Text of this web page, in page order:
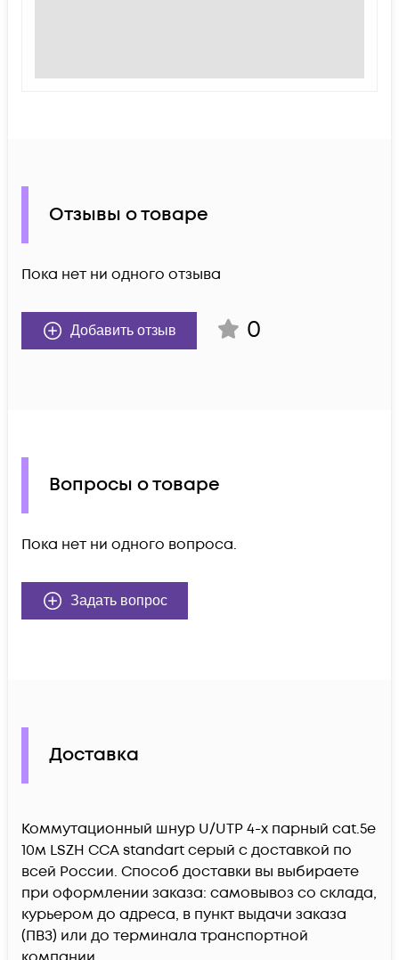
Отзывы о товаре
Пока нет ни одного отзыва
Добавить отзыв 0
Вопросы о товаре
Пока нет ни одного вопроса.
Задать вопрос
Доставка
Коммутационный шнур U/UTP 4-х парный cat.5e
10м LSZH CCA standart серый c доставкой по
всей России. Способ доставки вы выбираете
при оформлении заказа: самовывоз со склада,
курьером до адреса, в пункт выдачи заказа
(ПВЗ) или до терминала транспортной